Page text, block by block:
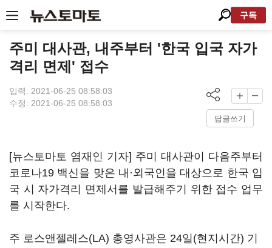
구독
주미 대사관, 내주부터 '한국 입국 자가
격리 면제' 접수
입력: 2021-06-25 08:58:03
수정: 2021-06-25 08:58:03
답글쓰기
[뉴스토마토 염재인 기자] 주미 대사관이 다음주부터
코로나19 백신을 맞은 내·외국인을 대상으로 한국 입
국 시 자가격리 면제서를 발급해주기 위한 접수 업무
를 시작한다.
주 로스앤젤레스(LA) 총영사관은 24일(현지시간) 기